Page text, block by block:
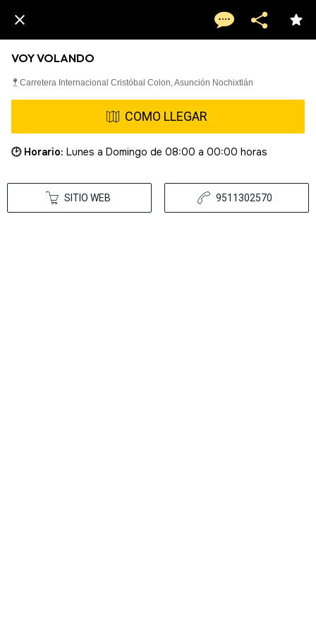
VOY VOLANDO
Carretera Internacional Cristóbal Colon, Asunción Nochixtlán
COMO LLEGAR
🕑 Horario: Lunes a Domingo de 08:00 a 00:00 horas
SITIO WEB 9511302570